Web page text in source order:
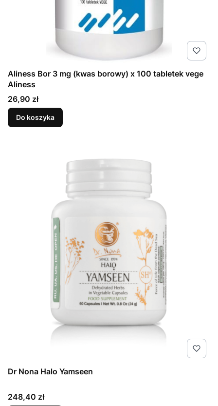
Aliness Bor 3 mg (kwas borowy) x 100 tabletek vege
Aliness
Cena
26,90 zł
Do koszyka
Dr Nona Halo Yamseen
Cena
248,40 zł